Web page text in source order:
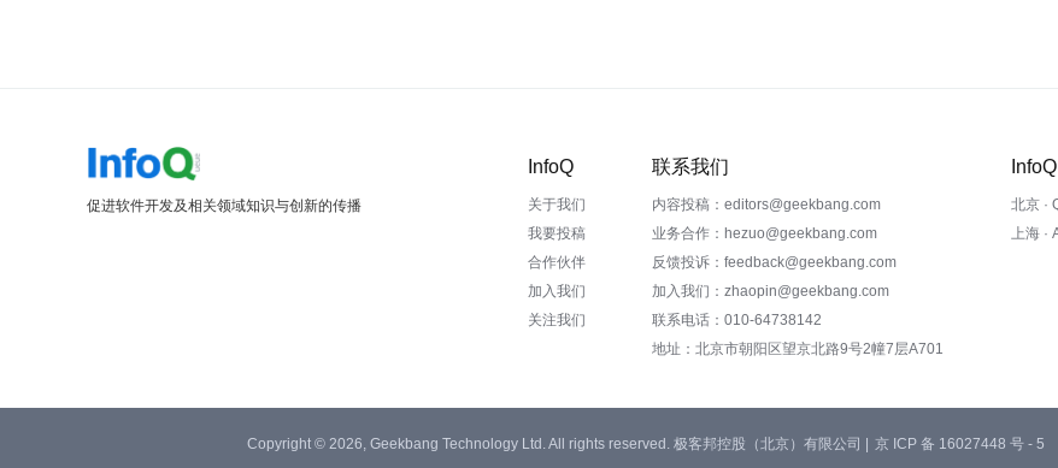
促进软件开发及相关领域知识与创新的传播
InfoQ
关于我们
我要投稿
合作伙伴
加入我们
关注我们
联系我们
内容投稿：editors@geekbang.com
业务合作：hezuo@geekbang.com
反馈投诉：feedback@geekbang.com
加入我们：zhaopin@geekbang.com
联系电话：010-64738142
地址：北京市朝阳区望京北路9号2幢7层A701
北京 ·
上海 ·
Copyright © 2026, Geekbang Technology Ltd. All rights reserved. 极客邦控股（北京）有限公司 | 京 ICP 备 16027448 号 - 5